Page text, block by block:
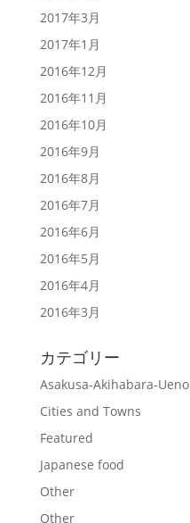
2017年3月
2017年1月
2016年12月
2016年11月
2016年10月
2016年9月
2016年8月
2016年7月
2016年6月
2016年5月
2016年4月
2016年3月
カテゴリー
Asakusa-Akihabara-Ueno
Cities and Towns
Featured
Japanese food
Other
Other